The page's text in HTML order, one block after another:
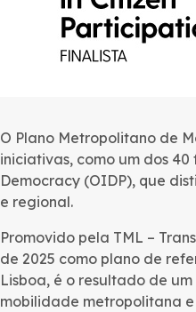
O Plano Metropolitano de
iniciativas, como um dos
Democracy (OIDP), que
e regional.
Promovido pela TML –
de 2025 como plano de
Lisboa, é o resultado de
mobilidade metropolitana